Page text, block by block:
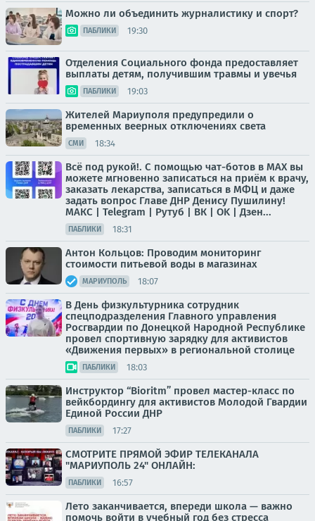
Можно ли объединить журналистику и спорт?
ПАБЛИКИ 19:30
Отделения Социального фонда предоставляет
выплаты детям, получившим травмы и увечья
ПАБЛИКИ 19:03
Жителей Мариуполя предупредили о
временных веерных отключениях света
СМИ 18:34
Всё под рукой!. С помощью чат-ботов в МАХ вы
можете мгновенно записаться на приём к врачу,
заказать лекарства, записаться в МФЦ и даже
задать вопрос Главе ДНР Денису Пушилину!
МАКС | Telegram | Рутуб | ВК | OK | Дзен...
ПАБЛИКИ 18:31
Антон Кольцов: Проводим мониторинг
стоимости питьевой воды в магазинах
МАРИУПОЛЬ 18:07
В День физкультурника сотрудник
спецподразделения Главного управления
Росгвардии по Донецкой Народной Республике
провел спортивную зарядку для активистов
«Движения первых» в региональной столице
ПАБЛИКИ 18:03
Инструктор “Bioritm” провел мастер-класс по
вейкбордингу для активистов Молодой Гвардии
Единой России ДНР
ПАБЛИКИ 17:27
СМОТРИТЕ ПРЯМОЙ ЭФИР ТЕЛЕКАНАЛА
"МАРИУПОЛЬ 24" ОНЛАЙН:
ПАБЛИКИ 16:57
Лето заканчивается, впереди школа — важно
помочь войти в учебный год без стресса